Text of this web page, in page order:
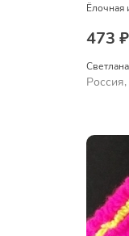
Ёлочная
473 ₽
Светлана